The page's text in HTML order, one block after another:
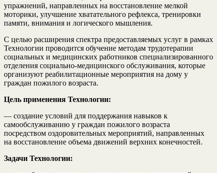
упражнений, направленных на восстановление мелкой
моторики, улучшение хватательного рефлекса, тренировки
памяти, внимания и логического мышления.
С целью расширения спектра предоставляемых услуг в рамках
Технологии проводится обучение методам трудотерапии
социальных и медицинских работников специализированного
отделения социально-медицинского обслуживания, которые
организуют реабилитационные мероприятия на дому у
граждан пожилого возраста.
Цель применения Технологии:
— создание условий для поддержания навыков к
самообслуживанию у граждан пожилого возраста
посредством оздоровительных мероприятий, направленных
на восстановление объема движений верхних конечностей.
Задачи Технологии: